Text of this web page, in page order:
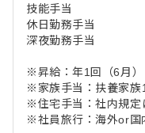
技能手当
休日勤務手当
深夜勤務手当
※昇給：年1回（6月）
※家族手当：扶養家族
※住宅手当：社内規定
※社員旅行：海外or国